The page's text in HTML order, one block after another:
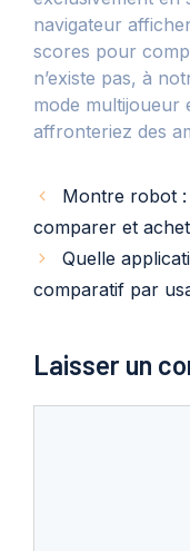
navigateur
scores pour
n’existe pas, à
mode multijoueur
affronteriez des
Montre robot :
comparer et
Quelle
comparatif par
Laisser un